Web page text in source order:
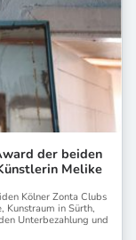
der beiden
Melike
Kölner Zonta Clubs
Kunstraum in Sürth,
Unterbezahlung und